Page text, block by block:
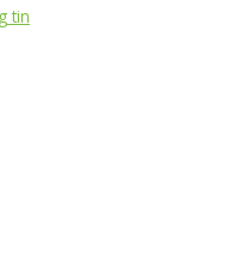
tin